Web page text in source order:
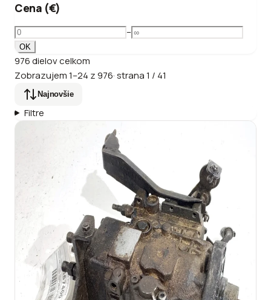
Cena (€)
–
OK
976dielovcelkom
Zobrazujem1–24 z976·strana1 / 41
Najnovšie
Filtre